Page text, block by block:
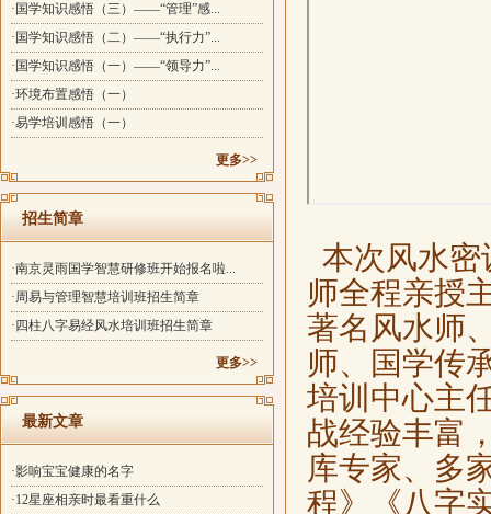
·国学知识感悟（三）——“管理”感...
·国学知识感悟（二）——“执行力”...
·国学知识感悟（一）——“领导力”...
·环境布置感悟（一）
·易学培训感悟（一）
更多>>
招生简章
·南京灵雨国学智慧研修班开始报名啦...
·周易与管理智慧培训班招生简章
·四柱八字易经风水培训班招生简章
更多>>
最新文章
·影响宝宝健康的名字
·12星座相亲时最看重什么
本次风水
师全程亲授
著名风水师
师、国学传
培训中心主
战经验丰富
库专家、多
程》《八字